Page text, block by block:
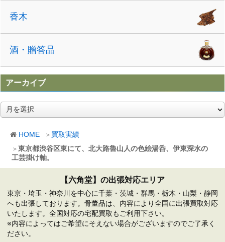
HOME
買取実績
東京都渋谷区東にて、北大路魯山人の色絵湯呑、伊東深水の
工芸掛け軸。
香木
酒・贈答品
アーカイブ
ア
ー
【六角堂】の出張対応エリア
東京・埼玉・神奈川を中心に千葉・茨城・群馬・栃木・山梨・静岡
へも出張しております。骨董品は、内容により全国に出張買取対応
いたします。全国対応の宅配買取もご利用下さい。
※内容によってはご希望にそえない場合がございますのでご了承く
ださい。